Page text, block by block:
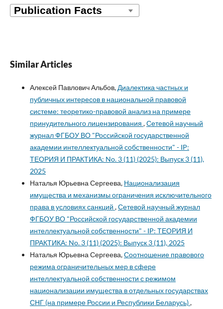
Similar Articles
Алексей Павлович Альбов, Диалектика частных и
публичных интересов в национальной правовой
системе: теоретико-правовой анализ на примере
принудительного лицензирования ,Сетевой научный
журнал ФГБОУ ВО "Российской государственной
академии интеллектуальной собственности" - IP:
ТЕОРИЯ И ПРАКТИКА: No. 3 (11) (2025): Выпуск 3 (11),
2025
Наталья Юрьевна Сергеева, Национализация
имущества и механизмы ограничения исключительного
права в условиях санкций ,Сетевой научный журнал
ФГБОУ ВО "Российской государственной академии
интеллектуальной собственности" - IP: ТЕОРИЯ И
ПРАКТИКА: No. 3 (11) (2025): Выпуск 3 (11), 2025
Наталья Юрьевна Сергеева,Соотношение правового
режима ограничительных мер в сфере
интеллектуальной собственности с режимом
национализации имущества в отдельных государствах
СНГ (на примере России и Республики Беларусь),